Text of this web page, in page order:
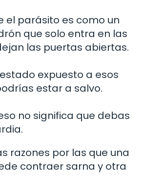
el parásito es como un
que solo entra en las
las puertas abiertas.
expuesto a esos
estar a salvo.
no significa que debas
razones por las que una
contraer sarna y otra